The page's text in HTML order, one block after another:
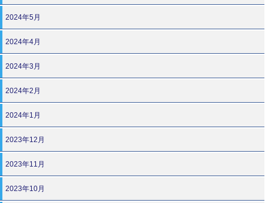
2024年5月
2024年4月
2024年3月
2024年2月
2024年1月
2023年12月
2023年11月
2023年10月